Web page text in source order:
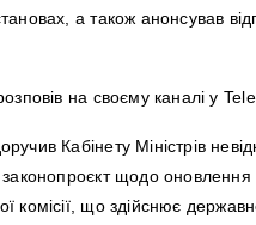
а також анонсував
на своєму каналі у
Кабінету Міністрів
законопроєкт щодо оновлення
комісії, що здійснює